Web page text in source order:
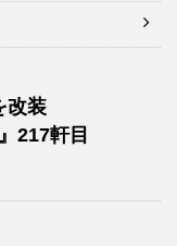
改装
217軒目